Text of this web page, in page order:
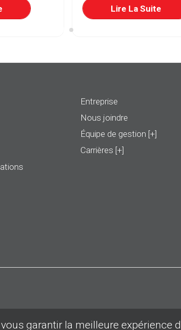
Lire La Suite
Entreprise
Nous joindre
Équipe de gestion [+]
Carrières [+]
garantir la meilleure expérience